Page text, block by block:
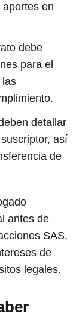
en
debe
para el
las
detallar
así
de
antes de
SAS,
de
legales.